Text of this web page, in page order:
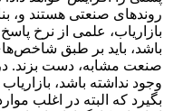
روندهای صنعتی هستند و،
بازاریاب، علمی از نرخ
باشد، باید بر طبق
صنعت مشابه، دست بزند.
وجود نداشته باشد،
بگیرد که البته در اغلب